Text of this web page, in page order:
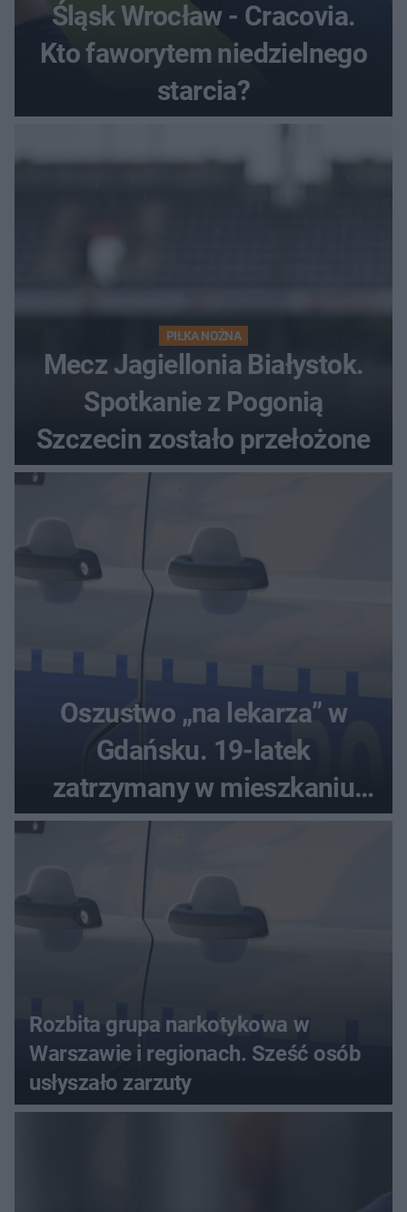
Śląsk Wrocław - Cracovia.
Kto faworytem niedzielnego
starcia?
PIŁKA NOŻNA
Mecz Jagiellonia Białystok.
Spotkanie z Pogonią
Szczecin zostało przełożone
Oszustwo „na lekarza” w
Gdańsku. 19-latek
zatrzymany w mieszkaniu
seniora
Rozbita grupa narkotykowa w
Warszawie i regionach. Sześć osób
usłyszało zarzuty